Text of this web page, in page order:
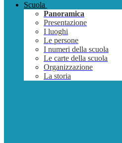
Scuola
Panoramica
Presentazione
I luoghi
Le persone
I numeri della scuola
Le carte della scuola
Organizzazione
La storia